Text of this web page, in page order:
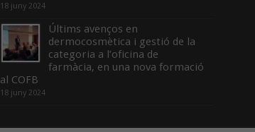
18 juny 2024
Últims avenços en
dermocosmètica i gestió de la
categoria a l’oficina de
farmàcia, en una nova formació
al COFB
18 juny 2024